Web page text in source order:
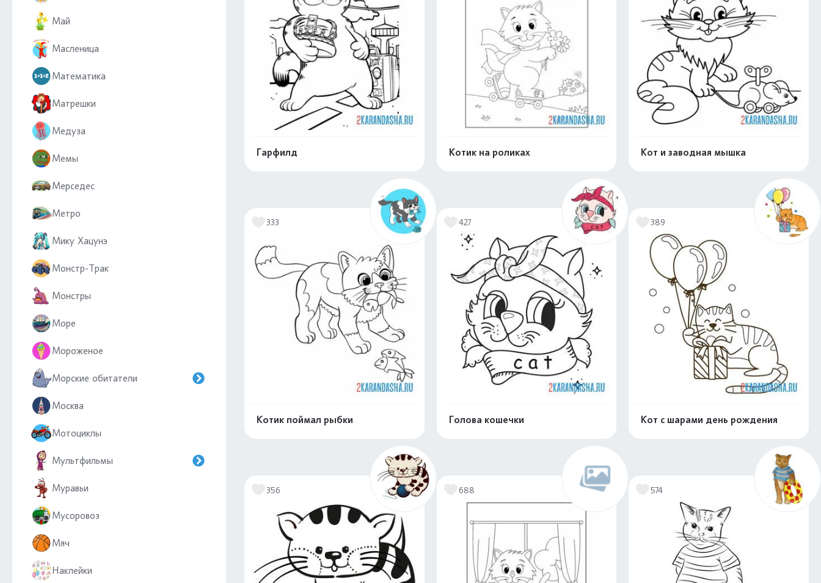
Май
Масленица
Математика
Матрешки
Медуза
Мемы
Мерседес
Метро
Мику Хацунэ
Монстр-Трак
Монстры
Море
Мороженое
Морские обитатели
Москва
Мотоциклы
Мультфильмы
Муравьи
Мусоровоз
Мяч
Наклейки
Гарфилд
Распечатать и скачать
Котик на роликах Кот и заводная мышка
Распечатать и скачать
333
Котик поймал рыбки
427
Голова кошечки
389
Кот с шарами день рождения
356 688 574